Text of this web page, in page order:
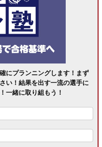
にプランニングします！まず
い！結果を出す一流の選手に
一緒に取り組もう！